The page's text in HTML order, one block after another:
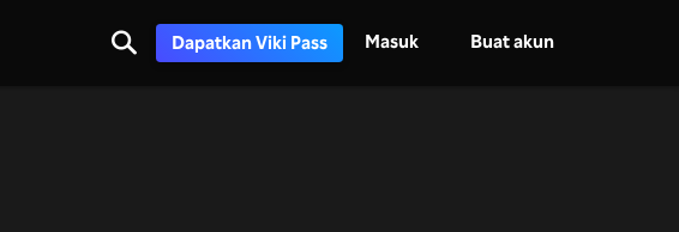
Dapatkan Viki Pass Masuk Buat akun